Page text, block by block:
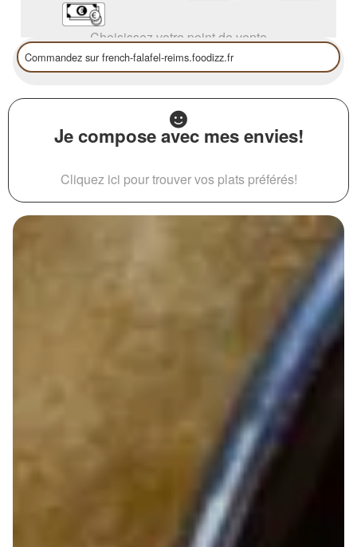
Choisissez votre point de vente
Je compose avec mes envies!
Cliquez ici pour trouver vos plats préférés!